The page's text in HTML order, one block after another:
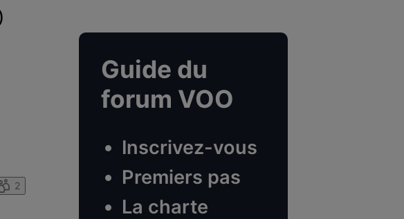
2
Guide du
forum VOO
Inscrivez-vous
Premiers pas
La charte